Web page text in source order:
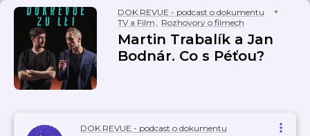
DOK.REVUE - podcast o dokumentu
TV a Film, Rozhovory o filmech
Martin Trabalík a Jan
Bodnár. Co s Péťou?
DOK.REVUE - podcast o dokumentu